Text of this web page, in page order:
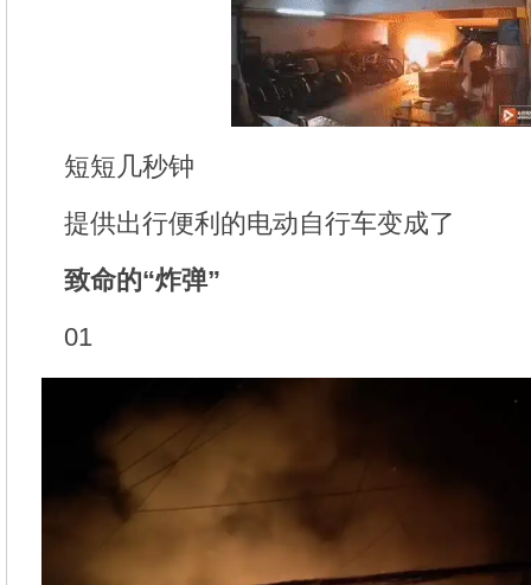
短短几秒钟
提供出行便利的电动自行车变成了
致命的“炸弹”
01